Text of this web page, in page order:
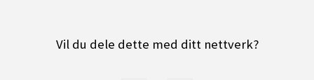
Vil du dele dette med ditt nettverk?